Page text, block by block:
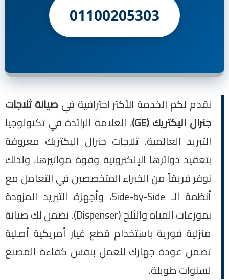
01100205303
نقدم لكم الخدمة الأكثر احترافية في صيانة ثلاجات
جنرال اليكتريك (GE)
، العلامة الرائدة في تكنولوجيا
التبريد العالمية. ثلاجات جنرال اليكتريك معروفة
بتعقيد دوائرها الإلكترونية وقوة مواتيرها، ولذلك
نوفر فريقاً من الخبراء المتخصصين في التعامل مع
أنظمة الـ Side-by-Side، وأجهزة التبريد المزودة
بموزعات المياه والثلج (Dispenser). نضمن لك صيانة
منزلية فورية باستخدام قطع غيار أمريكية أصلية
تضمن عودة جهازك للعمل بنفس كفاءة المصنع
لسنوات طويلة.